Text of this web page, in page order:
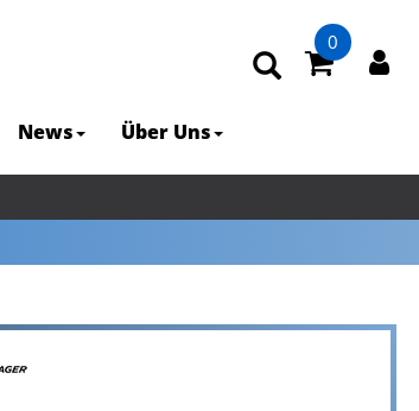
0
News Über Uns